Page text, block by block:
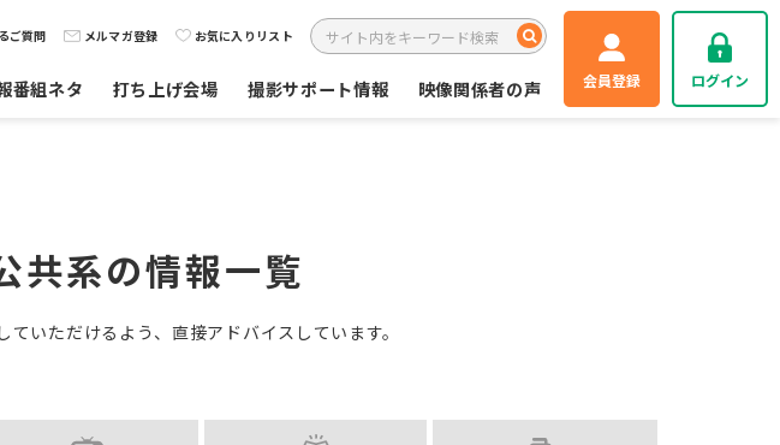
ご質問 メルマガ登録 お気に入りリスト
番組ネタ 打ち上げ会場 撮影サポート情報 映像関係者の声 会員登録 ログイン
共系の情報一覧
いただけるよう、直接アドバイスしています。